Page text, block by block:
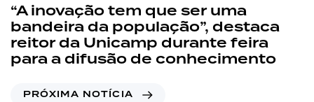
“A inovação tem que ser uma
bandeira da população”, destaca
reitor da Unicamp durante feira
para a difusão de conhecimento
PRÓXIMA NOTÍCIA